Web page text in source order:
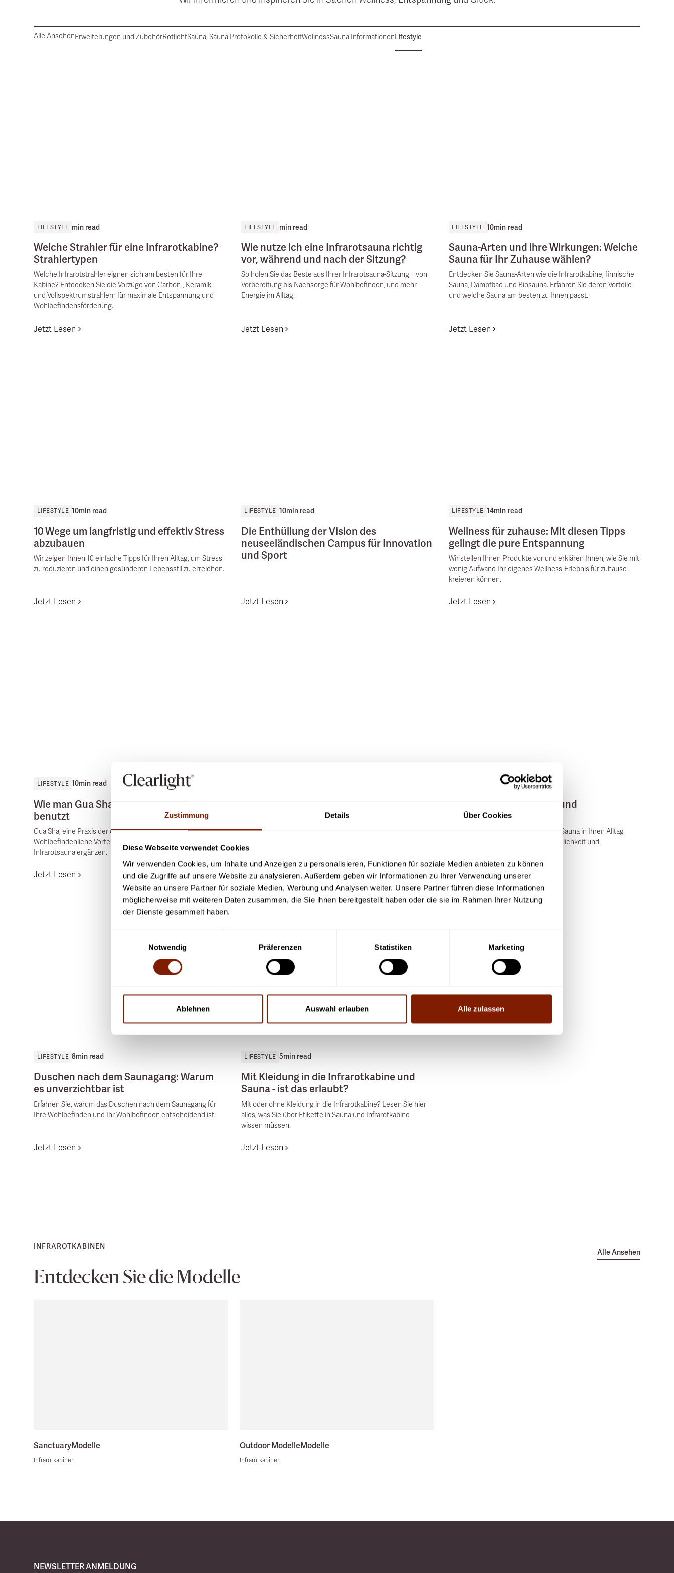
Zustimmung Details Über Cookies
Diese Webseite verwendet Cookies
Wir verwenden Cookies, um Inhalte und Anzeigen zu personalisieren, Funktionen für soziale Medien anbieten zu können
und die Zugriffe auf unsere Website zu analysieren. Außerdem geben wir Informationen zu Ihrer Verwendung unserer
Website an unsere Partner für soziale Medien, Werbung und Analysen weiter. Unsere Partner führen diese Informationen
möglicherweise mit weiteren Daten zusammen, die Sie ihnen bereitgestellt haben oder die sie im Rahmen Ihrer Nutzung
der Dienste gesammelt haben.
Notwendig
Präferenzen Statistiken Marketing
Ablehnen Auswahl erlauben Alle zulassen
Alle AnsehenErweiterungen und ZubehörRotlichtSauna, Sauna Protokolle & SicherheitWellnessSauna InformationenLifestyle
LIFESTYLE min read
Welche Strahler für eine Infrarotkabine?
Strahlertypen
Welche Infrarotstrahler eignen sich am besten für Ihre
Kabine? Entdecken Sie die Vorzüge von Carbon-, Keramik-
und Vollspektrumstrahlern für maximale Entspannung und
Wohlbefindensförderung.
Jetzt Lesen
LIFESTYLE min read
Wie nutze ich eine Infrarotsauna richtig
vor, während und nach der Sitzung?
So holen Sie das Beste aus Ihrer Infrarotsauna-Sitzung – von
Vorbereitung bis Nachsorge für Wohlbefinden, und mehr
Energie im Alltag.
Jetzt Lesen
LIFESTYLE 10min read
Sauna-Arten und ihre Wirkungen: Welche
Sauna für Ihr Zuhause wählen?
Entdecken Sie Sauna-Arten wie die Infrarotkabine, finnische
Sauna, Dampfbad und Biosauna. Erfahren Sie deren Vorteile
und welche Sauna am besten zu Ihnen passt.
Jetzt Lesen
LIFESTYLE 10min read
10 Wege um langfristig und effektiv Stress
abzubauen
Wir zeigen Ihnen 10 einfache Tipps für Ihren Alltag, um Stress
zu reduzieren und einen gesünderen Lebensstil zu erreichen.
Jetzt Lesen
LIFESTYLE 10min read
Die Enthüllung der Vision des
neuseeländischen Campus für Innovation
und Sport
Jetzt Lesen
LIFESTYLE 14min read
Wellness für zuhause: Mit diesen Tipps
gelingt die pure Entspannung
Wir stellen Ihnen Produkte vor und erklären Ihnen, wie Sie mit
wenig Aufwand Ihr eigenes Wellness-Erlebnis für zuhause
kreieren können.
Jetzt Lesen
LIFESTYLE 10min read
Wie man Gua Sha in einer Infrarotsauna
benutzt
Gua Sha, eine Praxis der östlichen Medizin, bietet zahlreiche
Wohlbefindenliche Vorteile, die sich perfekt mit denen der
Infrarotsauna ergänzen.
Jetzt Lesen
Erfahren Sie hier, was ein Saunaprotokoll oder Ritual ist. Wir
und Wellness.
Jetzt Lesen
min read
Stretching in der Sauna und
Infrarotkabine
Lernen Sie wie Sie Stretching in der Sauna in Ihren Alltag
integrieren können. Für mehr Beweglichkeit und
Jetzt Lesen
LIFESTYLE 8min read
Duschen nach dem Saunagang: Warum
es unverzichtbar ist
Erfahren Sie, warum das Duschen nach dem Saunagang für
Ihre Wohlbefinden und Ihr Wohlbefinden entscheidend ist.
Jetzt Lesen
LIFESTYLE 5min read
Mit Kleidung in die Infrarotkabine und
Sauna - ist das erlaubt?
Mit oder ohne Kleidung in die Infrarotkabine? Lesen Sie hier
alles, was Sie über Etikette in Sauna und Infrarotkabine
wissen müssen.
Jetzt Lesen
INFRAROTKABINEN
Entdecken Sie die Modelle
Alle Ansehen
SanctuaryModelle
Infrarotkabinen
Outdoor ModelleModelle
Infrarotkabinen
NEWSLETTER ANMELDUNG